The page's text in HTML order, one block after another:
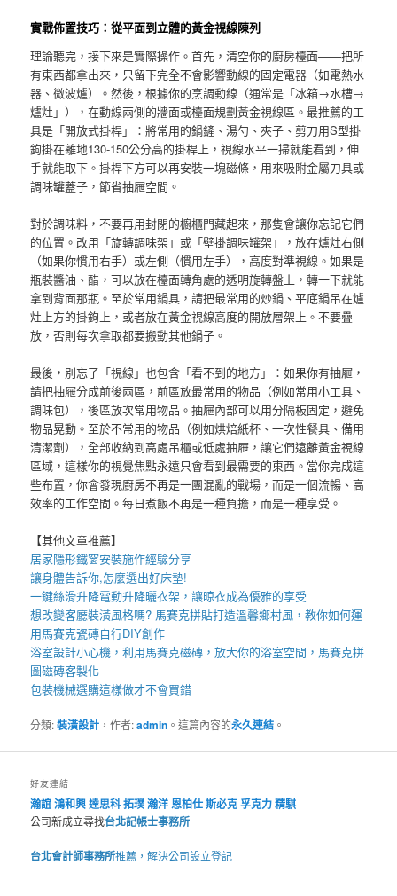
實戰佈置技巧：從平面到立體的黃金視線陳列
理論聽完，接下來是實際操作。首先，清空你的廚房檯面——把所
有東西都拿出來，只留下完全不會影響動線的固定電器（如電熱水
器、微波爐）。然後，根據你的烹調動線（通常是「冰箱→水槽→
爐灶」），在動線兩側的牆面或檯面規劃黃金視線區。最推薦的工
具是「開放式掛桿」：將常用的鍋鏟、湯勺、夾子、剪刀用S型掛
鉤掛在離地130-150公分高的掛桿上，視線水平一掃就能看到，伸
手就能取下。掛桿下方可以再安裝一塊磁條，用來吸附金屬刀具或
調味罐蓋子，節省抽屜空間。
對於調味料，不要再用封閉的櫥櫃門藏起來，那隻會讓你忘記它們
的位置。改用「旋轉調味架」或「壁掛調味罐架」，放在爐灶右側
（如果你慣用右手）或左側（慣用左手），高度對準視線。如果是
瓶裝醬油、醋，可以放在檯面轉角處的透明旋轉盤上，轉一下就能
拿到背面那瓶。至於常用鍋具，請把最常用的炒鍋、平底鍋吊在爐
灶上方的掛鉤上，或者放在黃金視線高度的開放層架上。不要疊
放，否則每次拿取都要搬動其他鍋子。
最後，別忘了「視線」也包含「看不到的地方」：如果你有抽屜，
請把抽屜分成前後兩區，前區放最常用的物品（例如常用小工具、
調味包），後區放次常用物品。抽屜內部可以用分隔板固定，避免
物品晃動。至於不常用的物品（例如烘焙紙杯、一次性餐具、備用
清潔劑），全部收納到高處吊櫃或低處抽屜，讓它們遠離黃金視線
區域，這樣你的視覺焦點永遠只會看到最需要的東西。當你完成這
些布置，你會發現廚房不再是一團混亂的戰場，而是一個流暢、高
效率的工作空間。每日煮飯不再是一種負擔，而是一種享受。
【其他文章推薦】
居家隱形鐵窗安裝施作經驗分享
讓身體告訴你,怎麼選出好床墊!
一鍵絲滑升降電動升降曬衣架 ，讓晾衣成為優雅的享受
想改變客廳裝潢風格嗎? 馬賽克拼貼打造溫馨鄉村風，教你如何運
用馬賽克瓷磚自行DIY創作
浴室設計小心機，利用馬賽克磁磚 ，放大你的浴室空間， 馬賽克拼
圖磁磚客製化
包裝機械選購這樣做才不會買錯
分類:裝潢設計 ，作者:admin 。這篇內容的永久連結 。
好友連結
瀚誼鴻和興達思科拓璞瀚洋 恩柏仕斯必克孚克力精騏
公司新成立尋找台北記帳士事務所
台北會計師事務所推薦，解決公司設立登記